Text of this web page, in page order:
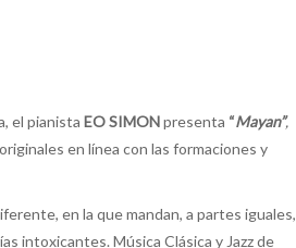
el pianista EO SIMONpresenta “Mayan”,
en línea con las formaciones y
en la que mandan, a partes iguales,
intoxicantes. Música Clásica y Jazz de